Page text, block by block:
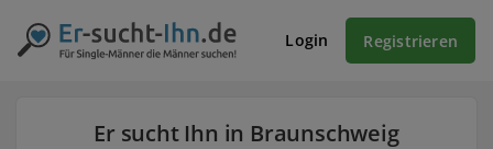
Login Registrieren
Er sucht Ihn in Braunschweig